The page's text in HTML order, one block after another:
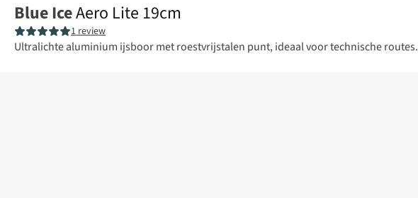
Blue IceAero Lite 19cm
1 review
Ultralichte aluminium ijsboor met roestvrijstalen punt, ideaal voor technische routes.